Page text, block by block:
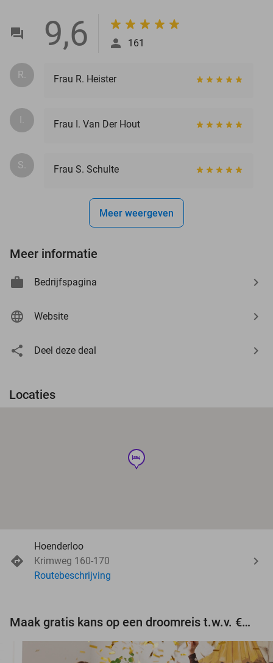
9,6 161
R. Frau R. Heister
I. Frau I. Van Der Hout
S. Frau S. Schulte
Meer weergeven
Meer informatie
Bedrijfspagina
Website
Deel deze deal
Locaties
hotel
Hoenderloo
Krimweg 160-170
Routebeschrijving
Maak gratis kans op een droomreis t.w.v. €3.000!